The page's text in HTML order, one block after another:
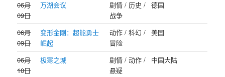
06月
09日
万湖会议
剧情 / 历史 /
战争
德国
06月
09日
变形金刚：超能勇士
崛起
动作 / 科幻 /
冒险
美国
06月
10日
极寒之城
剧情 / 动作 /
悬疑
中国大陆